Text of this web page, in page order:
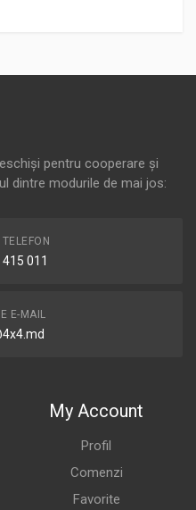
pentru cooperare și
dintre modurile de mai jos:
011
E-MAIL
My Account
Profil
Comenzi
Favorite